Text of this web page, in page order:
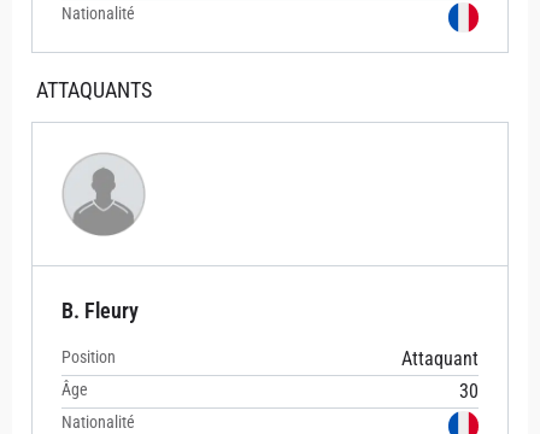
Nationalité
ATTAQUANTS
B. Fleury
Position Attaquant
Âge 30
Nationalité